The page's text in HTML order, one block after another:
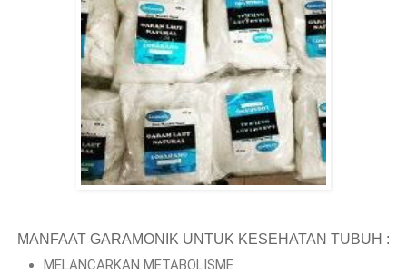
MANFAAT GARAMONIK UNTUK KESEHATAN TUBUH :
MELANCARKAN METABOLISME